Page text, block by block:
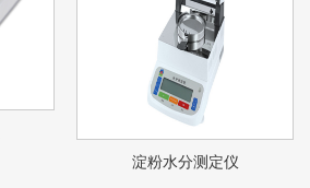
淀粉水分测定仪